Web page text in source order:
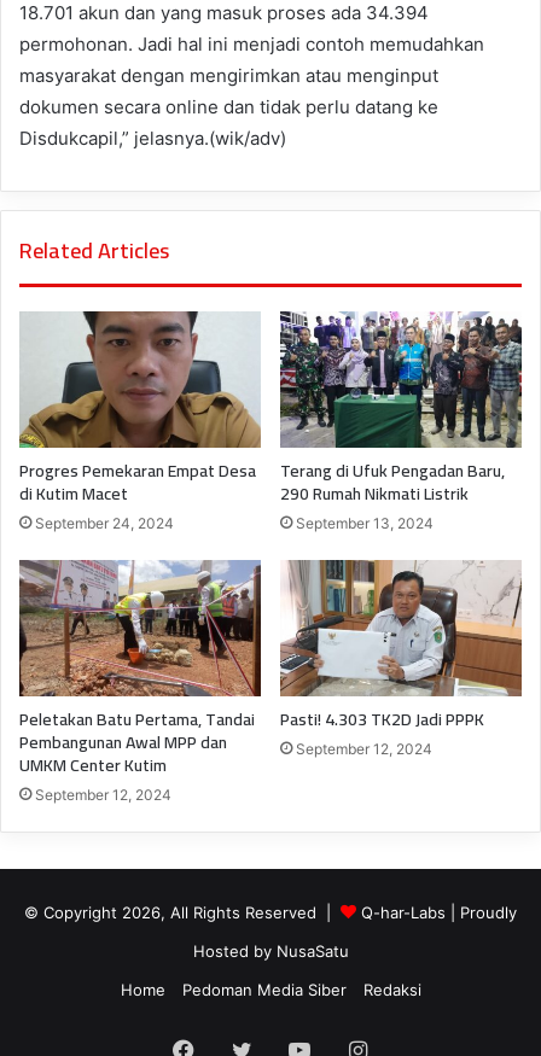
18.701 akun dan yang masuk proses ada 34.394
permohonan. Jadi hal ini menjadi contoh memudahkan
masyarakat dengan mengirimkan atau menginput
dokumen secara online dan tidak perlu datang ke
Disdukcapil,” jelasnya.(wik/adv)
Related Articles
Progres Pemekaran Empat Desa
di Kutim Macet
September 24, 2024
Terang di Ufuk Pengadan Baru,
290 Rumah Nikmati Listrik
September 13, 2024
Peletakan Batu Pertama, Tandai
Pembangunan Awal MPP dan
UMKM Center Kutim
September 12, 2024
Pasti! 4.303 TK2D Jadi PPPK
September 12, 2024
© Copyright 2026, All Rights Reserved | Q-har-Labs | Proudly
Hosted by NusaSatu
Home
Pedoman Media Siber Redaksi
Facebook
TwitterYouTubeInstagram